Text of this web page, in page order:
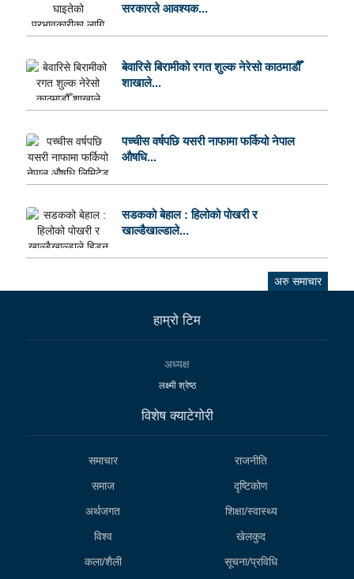
सरकारले आवश्यक...
बेवारिसे बिरामीको रगत शुल्क नेरेसो काठमाडौँ
शाखाले...
पच्चीस वर्षपछि यसरी नाफामा फर्कियो नेपाल
औषधि...
सडकको बेहाल : हिलोको पोखरी र
खाल्डैखाल्डाले...
अरु समाचार
हाम्राे टिम
अध्यक्ष
लक्ष्मी श्रेष्ठ
विशेष क्याटेगाेरी
समाचार
राजनीति
समाज
दृष्टिकोण
अर्थजगत
शिक्षा/स्वास्थ्य
विश्व
खेलकुद
कला/शैली
सूचना/प्रविधि